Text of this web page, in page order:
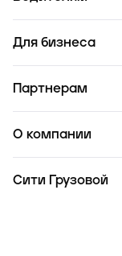
Для бизнеса
Партнерам
О компании
Сити Грузовой